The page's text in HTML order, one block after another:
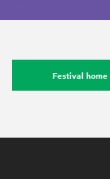
Festival home